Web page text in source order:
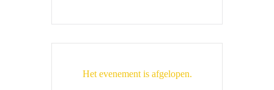
Het evenement is afgelopen.